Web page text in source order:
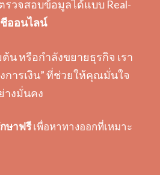
รวจสอบข้อมูลได้แบบ Real-
ออนไลน์
น หรือกำลังขยายธุรกิจ เรา
การเงิน” ที่ช่วยให้คุณมั่นใจ
างมั่นคง
ษาฟรีเพื่อหาทางออกที่เหมาะ